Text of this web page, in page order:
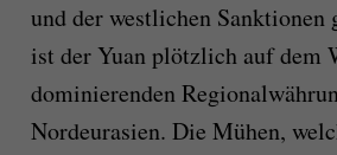
und der westlichen Sanktionen
ist der Yuan plötzlich auf dem
dominierenden
Nordeurasien. Die Mühen,